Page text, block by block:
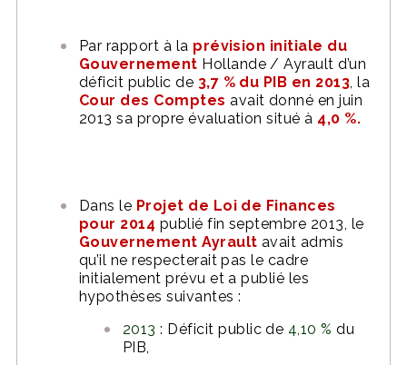
Par rapport à la prévision initiale du
Gouvernement Hollande / Ayrault d’un
déficit public de 3,7 % du PIB en 2013, la
Cour des Comptes avait donné en juin
2013 sa propre évaluation situé à 4,0 %.
Dans le Projet de Loi de Finances
pour 2014 publié fin septembre 2013, le
Gouvernement Ayrault avait admis
qu’il ne respecterait pas le cadre
initialement prévu et a publié les
hypothèses suivantes :
2013 : Déficit public de 4,10 % du
PIB,